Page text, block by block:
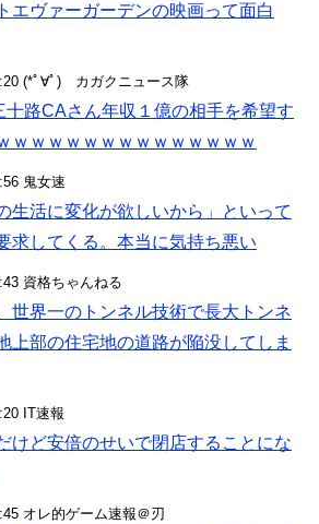
エヴァーガーデンの映画って面白
(*ﾟ∀ﾟ)ゞカガクニュース隊
十路CAさん年収１億の相手を希望す
ｗｗｗｗｗｗｗｗｗｗｗｗｗｗ
鬼女速
生活に変化が欲しいから」といって
求してくる。本当に気持ち悪い
資格ちゃんねる
世界一のトンネル技術で長大トンネ
上部の住宅地の道路が陥没してしま
IT速報
けど安倍のせいで閉店することにな
オレ的ゲーム速報＠刃